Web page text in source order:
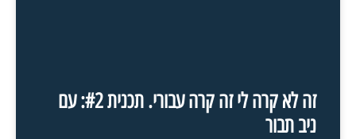
זה לא קרה לי זה קרה עבורי. תכנית #2: עם
ניב תבור